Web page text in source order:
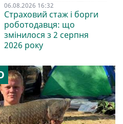
06.08.2026 16:32
Страховий стаж і борги
роботодавця: що
змінилося з 2 серпня
2026 року